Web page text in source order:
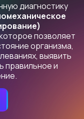
-
людям корявую
Я общаюсь со
-
кинезиологами,
диагностику
позволяет
организма,
выявить
правильное и